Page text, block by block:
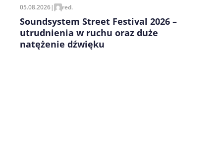
05.08.2026| red.
Soundsystem Street Festival 2026 –
utrudnienia w ruchu oraz duże
natężenie dźwięku